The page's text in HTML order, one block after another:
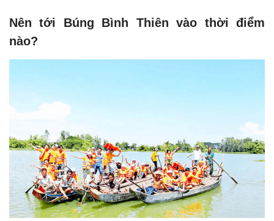
Nên tới Búng Bình Thiên vào thời điểm
nào?